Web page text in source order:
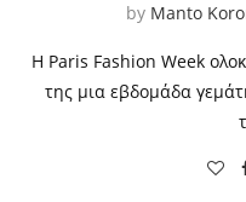
by Manto
Η Paris Fashion Week
της μια εβδομάδα